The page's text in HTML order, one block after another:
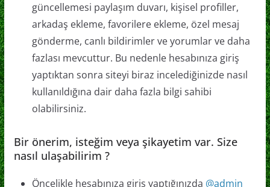
güncellemesi paylaşım duvarı, kişisel profiller,
arkadaş ekleme, favorilere ekleme, özel mesaj
gönderme, canlı bildirimler ve yorumlar ve daha
fazlası mevcuttur. Bu nedenle hesabınıza giriş
yaptıktan sonra siteyi biraz incelediğinizde nasıl
kullanıldığına dair daha fazla bilgi sahibi
olabilirsiniz.
Bir önerim, isteğim veya şikayetim var. Size
nasıl ulaşabilirim ?
Öncelikle hesabınıza giriş yaptığınızda @admin